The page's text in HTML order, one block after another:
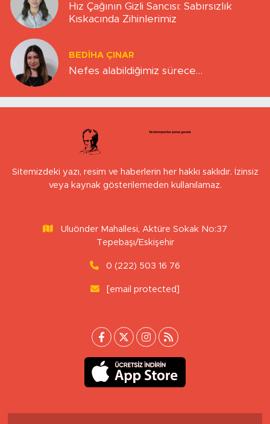
Hız Çağının Gizli Sancısı: Sabırsızlık
Kıskacında Zihinlerimiz
BEDIHA ÇINAR
Nefes alabildiğimiz sürece…
Sitemizdeki yazı, resim ve haberlerin her hakkı saklıdır. İzinsiz
veya kaynak gösterilemeden kullanılamaz.
Uluönder Mahallesi, Aktüre Sokak No:37
Tepebaşı/Eskişehir
0 (222) 503 16 76
[email protected]